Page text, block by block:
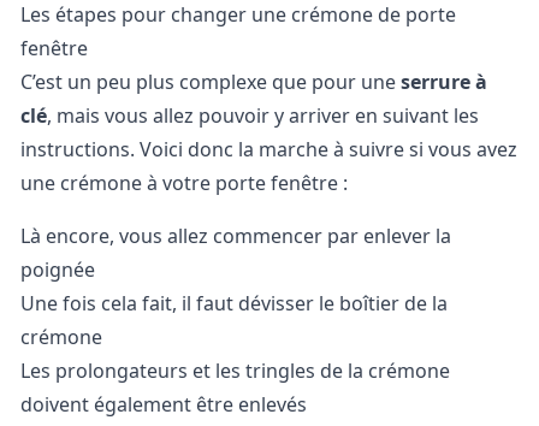
Les étapes pour changer une crémone de porte
fenêtre
C’est un peu plus complexe que pour uneserrure à
clé, mais vous allez pouvoir y arriver en suivant les
instructions. Voici donc la marche à suivre si vous avez
une crémone à votre porte fenêtre :
Là encore, vous allez commencer par enlever la
poignée
Une fois cela fait, il faut dévisser le boîtier de la
crémone
Les prolongateurs et les tringles de la crémone
doivent également être enlevés